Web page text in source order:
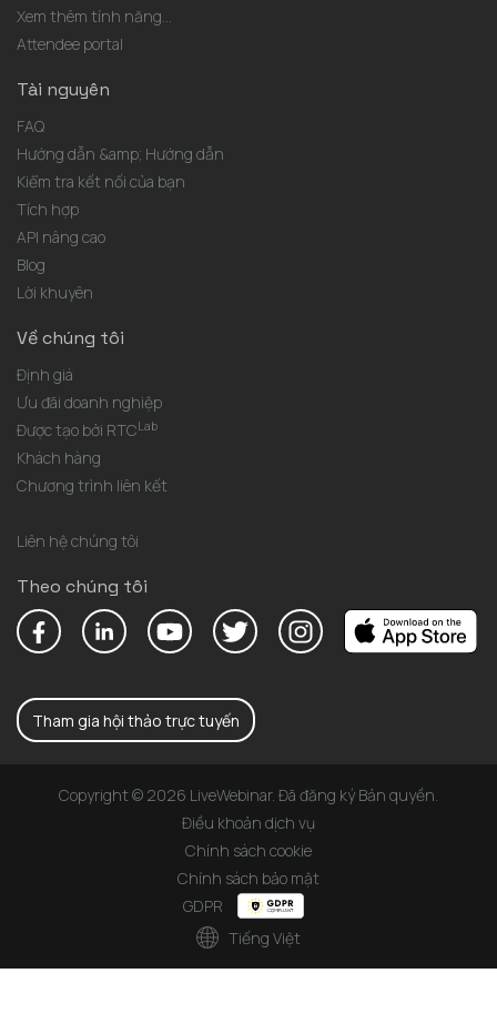
Xem thêm tính năng...
Attendee portal
Tài nguyên
FAQ
Hướng dẫn &amp; Hướng dẫn
Kiểm tra kết nối của bạn
Tích hợp
API nâng cao
Blog
Lời khuyên
Về chúng tôi
Định giá
Ưu đãi doanh nghiệp
Được tạo bởi RTCLab
Khách hàng
Chương trình liên kết
Liên hệ chúng tôi
Theo chúng tôi
Tham gia hội thảo trực tuyến
Copyright © 2026 LiveWebinar. Đã đăng ký Bản quyền.
Điều khoản dịch vụ
Chính sách cookie
Chính sách bảo mật
GDPR
Tiếng Việt